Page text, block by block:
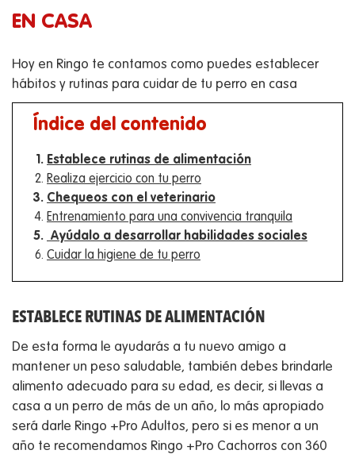
EN CASA
Hoy en Ringo te contamos como puedes establecer
hábitos y rutinas para cuidar de tu perro en casa
Índice del contenido
Establece rutinas de alimentación
Realiza ejercicio con tu perro
Chequeos con el veterinario
Entrenamiento para una convivencia tranquila
​ Ayúdalo a desarrollar habilidades sociales
Cuidar la higiene de tu perro
ESTABLECE RUTINAS DE ALIMENTACIÓN
De esta forma le ayudarás a tu nuevo amigo a
mantener un peso saludable, también debes brindarle
alimento adecuado para su edad, es decir, si llevas a
casa a un perro de más de un año, lo más apropiado
será darle Ringo +Pro Adultos, pero si es menor a un
año te recomendamos Ringo +Pro Cachorros con 360